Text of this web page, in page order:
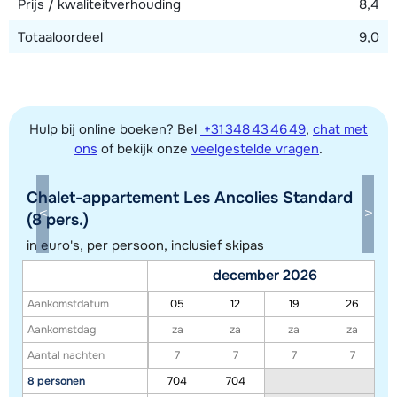
Toon alle accommodaties in dit gebied
Deze kaart geeft een indicatie van de ligging van onze accommodaties. De
exacte locatie kan enigszins afwijken.
Prijs / kwaliteitverhouding
8,4
Totaaloordeel
9,0
Hulp bij online boeken? Bel +31 348 43 46 49, chat met
ons of bekijk onze veelgestelde vragen.
Chalet-appartement Les Ancolies Standard
(8 pers.)
in euro's, per persoon, inclusief skipas
Aankomstdatum
Aankomstdag
Aantal nachten
8 personen
december 2026
05 12 19
26
za
za za
za
7
7 7
7
704
704